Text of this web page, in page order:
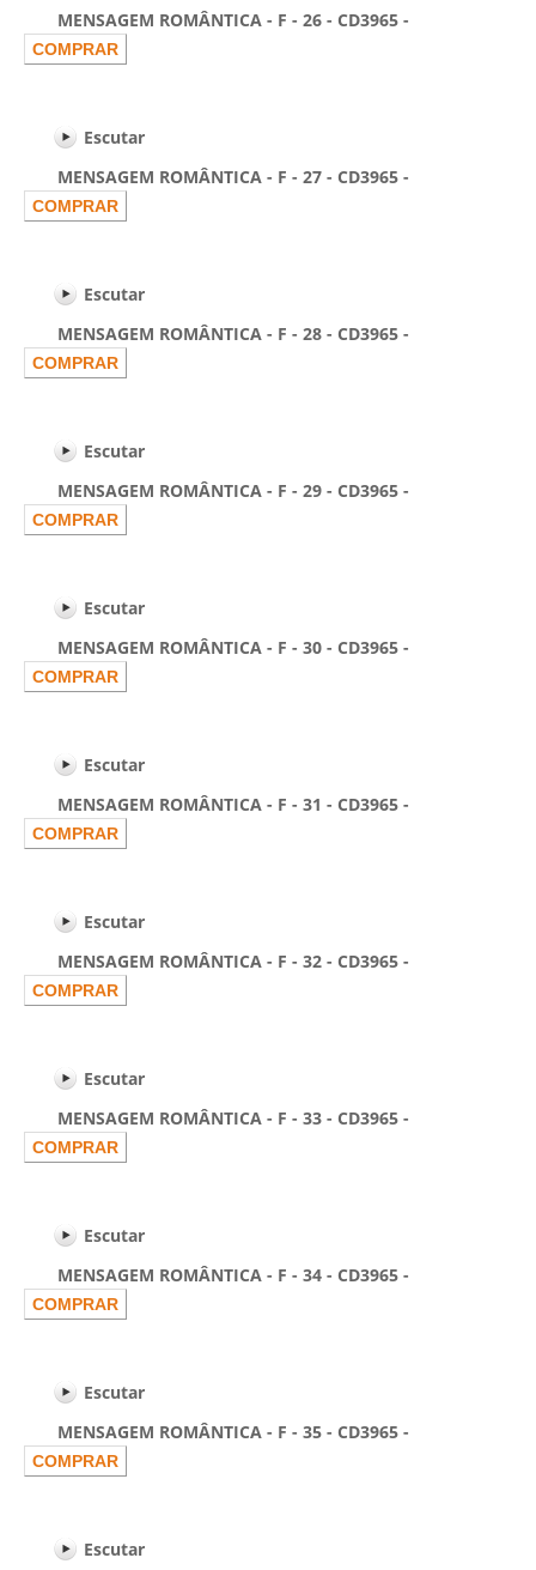
MENSAGEM ROMÂNTICA - F - 26 - CD3965 -
Escutar
MENSAGEM ROMÂNTICA - F - 27 - CD3965 -
Escutar
MENSAGEM ROMÂNTICA - F - 28 - CD3965 -
Escutar
MENSAGEM ROMÂNTICA - F - 29 - CD3965 -
Escutar
MENSAGEM ROMÂNTICA - F - 30 - CD3965 -
Escutar
MENSAGEM ROMÂNTICA - F - 31 - CD3965 -
Escutar
MENSAGEM ROMÂNTICA - F - 32 - CD3965 -
Escutar
MENSAGEM ROMÂNTICA - F - 33 - CD3965 -
Escutar
MENSAGEM ROMÂNTICA - F - 34 - CD3965 -
Escutar
MENSAGEM ROMÂNTICA - F - 35 - CD3965 -
Escutar